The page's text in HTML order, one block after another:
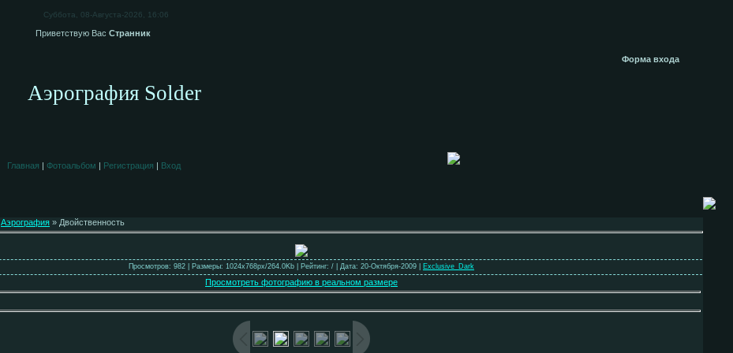
Суббота, 08-Августа-2026, 16:06
Приветствую Вас Странник
Аэрография Solder
Главная | Фотоальбом | Регистрация | Вход
Форма входа
Аэрография » Двойственность
Просмотров: 982 | Размеры: 1024x768px/264.0Kb | Рейтинг: / | Дата: 20-Октября-2009 | Exclusive_Dark
Просмотреть фотографию в реальном размере